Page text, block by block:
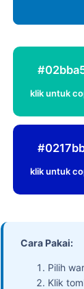
klik untuk
klik untuk
Cara Pakai:
Pilih
Klik